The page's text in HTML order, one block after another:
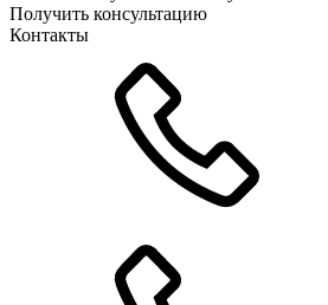
Получить консультацию
Контакты